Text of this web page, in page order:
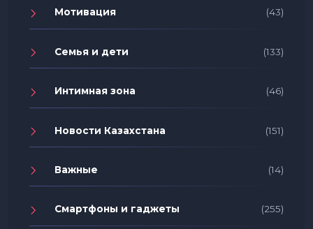
Мотивация (43)
Семья и дети (133)
Интимная зона (46)
Новости Казахстана (151)
Важные (14)
Смартфоны и гаджеты (255)